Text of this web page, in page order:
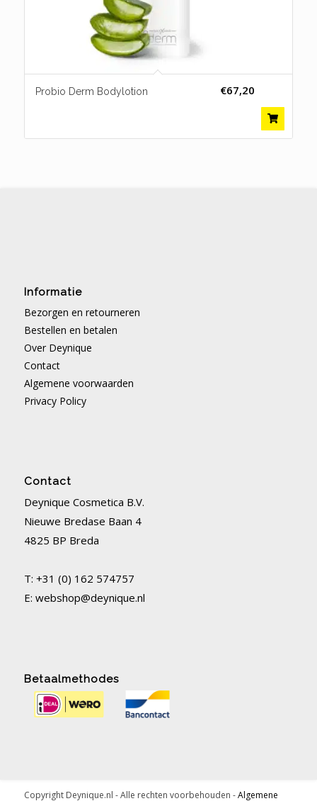
Probio Derm Bodylotion €67,20
Informatie
Bezorgen en retourneren
Bestellen en betalen
Over Deynique
Contact
Algemene voorwaarden
Privacy Policy
Contact
Deynique Cosmetica B.V.
Nieuwe Bredase Baan 4
4825 BP Breda
T: +31 (0) 162 574757
E: webshop@deynique.nl
Betaalmethodes
Copyright Deynique.nl - Alle rechten voorbehouden -Algemene